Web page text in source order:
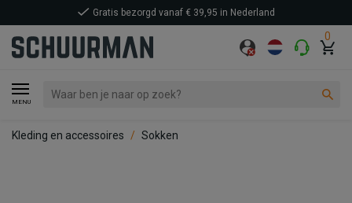
0
MENU
Gratis bezorgd vanaf € 39,95 in Nederland
Kleding en accessoires Sokken